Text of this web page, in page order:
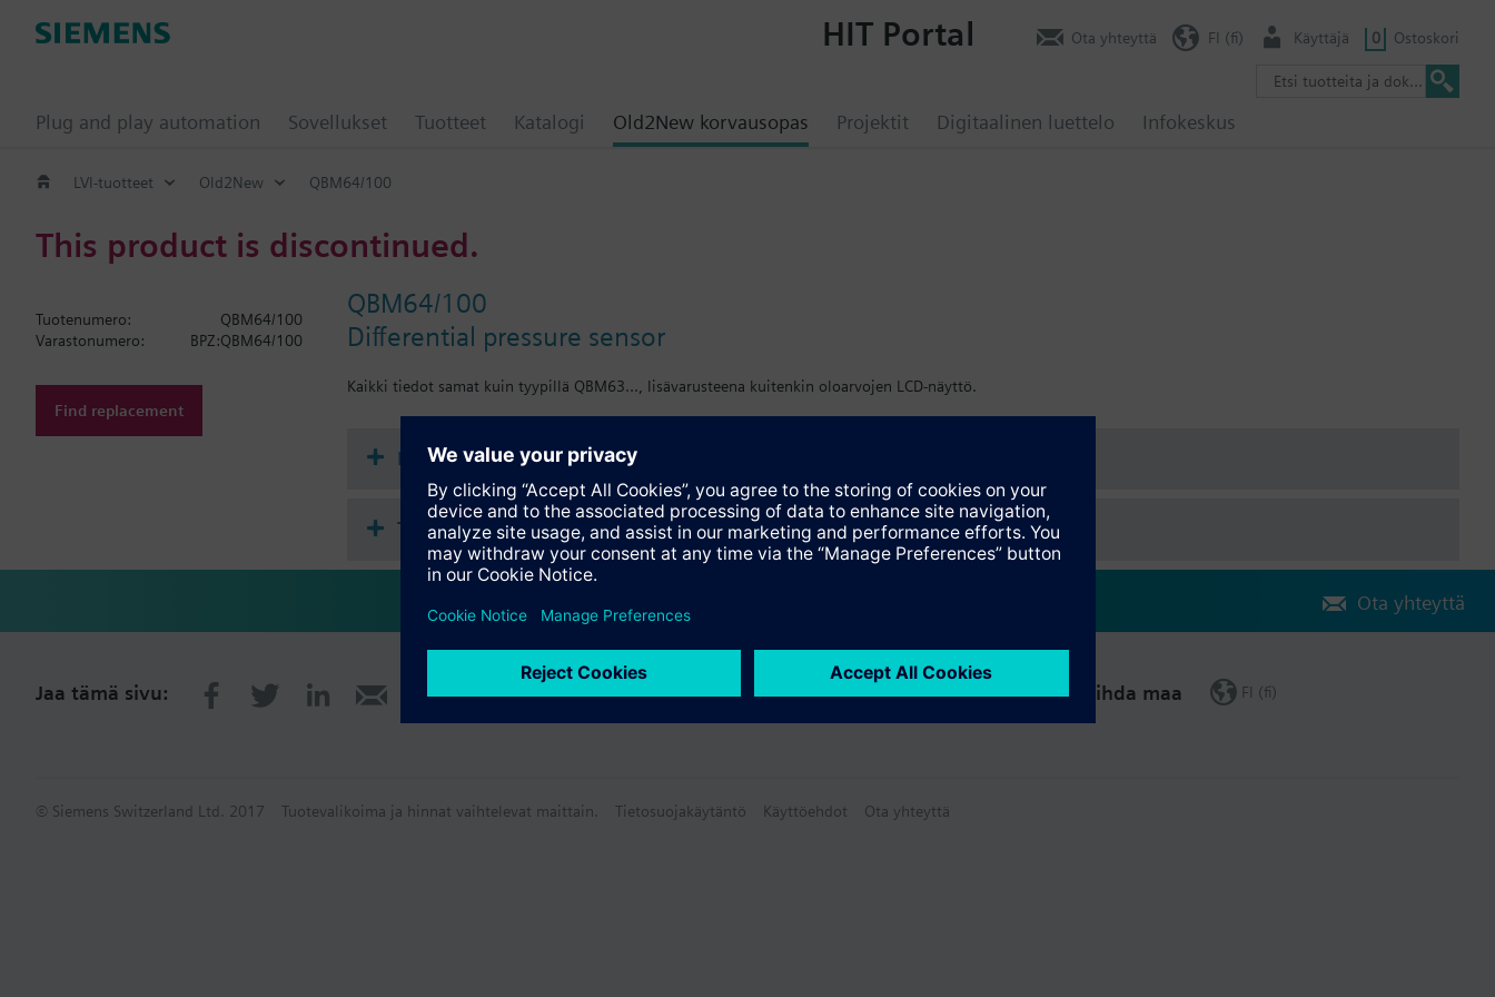
Plug and play automation Sovellukset Tuotteet Katalogi Old2New korvausopas Projektit Digitaalinen luettelo Infokeskus
HIT Portal Ota yhteyttä FI (fi) Käyttäjä 0 Ostoskori
LVI-tuotteet Old2New QBM64/100
This product is discontinued.
QBM64/100
Differential pressure sensor
Kaikki tiedot samat kuin tyypillä QBM63..., lisävarusteena kuitenkin oloarvojen LCD-näyttö.
Tuotenumero:
QBM64/100
Varastonumero:
BPZ:QBM64/100
Find replacement
Dokumentaatio
Tekninen yhteenveto
Ota yhteyttä
Jaa tämä sivu: Vaihda maa FI (fi)
© Siemens Switzerland Ltd. 2017 Tuotevalikoima ja hinnat vaihtelevat maittain. Tietosuojakäytäntö Käyttöehdot Ota yhteyttä